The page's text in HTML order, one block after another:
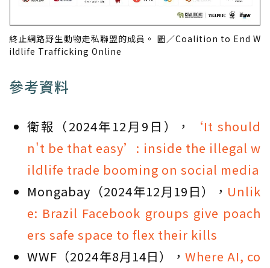
終止網路野生動物走私聯盟的成員。 圖／Coalition to End W
ildlife Trafficking Online
參考資料
衛報（2024年12月9日），
‘It should
n't be that easy’: inside the illegal w
ildlife trade booming on social media
Mongabay（2024年12月19日）， Unlik
e: Brazil Facebook groups give poach
ers safe space to flex their kills
WWF（2024年8月14日）， Where AI, co